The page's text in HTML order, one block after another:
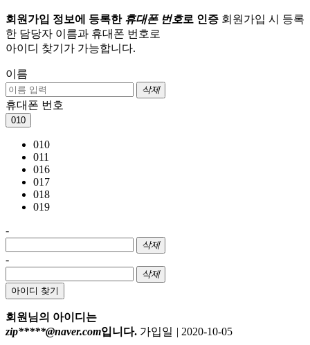
회원가입 정보에 등록한 휴대폰 번호로 인증 회원가입 시 등록
한 담당자 이름과 휴대폰 번호로
아이디 찾기가 가능합니다.
이름
삭제
휴대폰 번호
010
010
011
016
017
018
019
-
삭제
-
삭제
아이디 찾기
회원님의 아이디는
zip*****@naver.com입니다. 가입일 | 2020-10-05